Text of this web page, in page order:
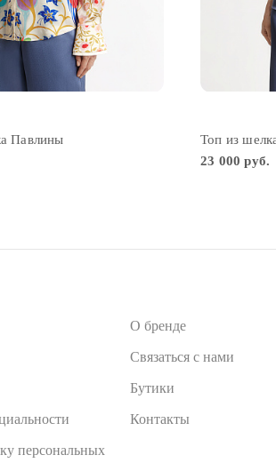
Павлины
Топ из
23 000 руб.
персональных
О бренде
Связаться с нами
Бутики
Контакты